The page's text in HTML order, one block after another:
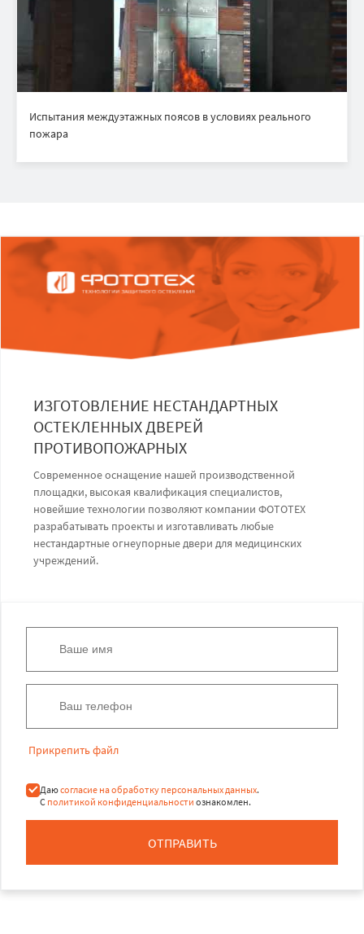
Испытания междуэтажных поясов в условиях реального
пожара
ИЗГОТОВЛЕНИЕ НЕСТАНДАРТНЫХ
ОСТЕКЛЕННЫХ ДВЕРЕЙ
ПРОТИВОПОЖАРНЫХ
Современное оснащение нашей производственной
площадки, высокая квалификация специалистов,
новейшие технологии позволяют компании ФОТОТЕХ
разрабатывать проекты и изготавливать любые
нестандартные огнеупорные двери для медицинских
учреждений.
ОТПРАВИТЬ
Прикрепить файл
Даюсогласие на обработку персональных данных.
С политикой конфиденциальности ознакомлен.